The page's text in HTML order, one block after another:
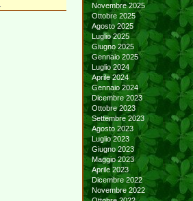
Novembre 2025
Ottobre 2025
Agosto 2025
Luglio 2025
Giugno 2025
Gennaio 2025
Luglio 2024
Aprile 2024
Gennaio 2024
Dicembre 2023
Ottobre 2023
Settembre 2023
Agosto 2023
Luglio 2023
Giugno 2023
Maggio 2023
Aprile 2023
Dicembre 2022
Novembre 2022